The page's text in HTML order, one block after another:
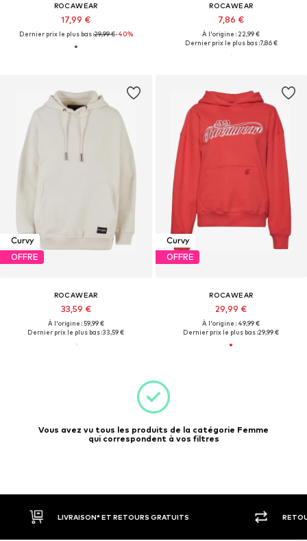
ROCAWEAR
17,99 €
Dernier prix le plus bas :29,99 €-40%
ROCAWEAR
7,86 €
À l'origine : 22,99 €
Dernier prix le plus bas :7,86 €
Curvy
OFFRE
ROCAWEAR
33,59 €
À l'origine : 59,99 €
Dernier prix le plus bas :33,59 €
Curvy
OFFRE
ROCAWEAR
29,99 €
À l'origine : 49,99 €
Dernier prix le plus bas :29,99 €
Vous avez vu tous les produits de la catégorie Femme
qui correspondent à vos filtres
LIVRAISON* ET RETOURS GRATUITS